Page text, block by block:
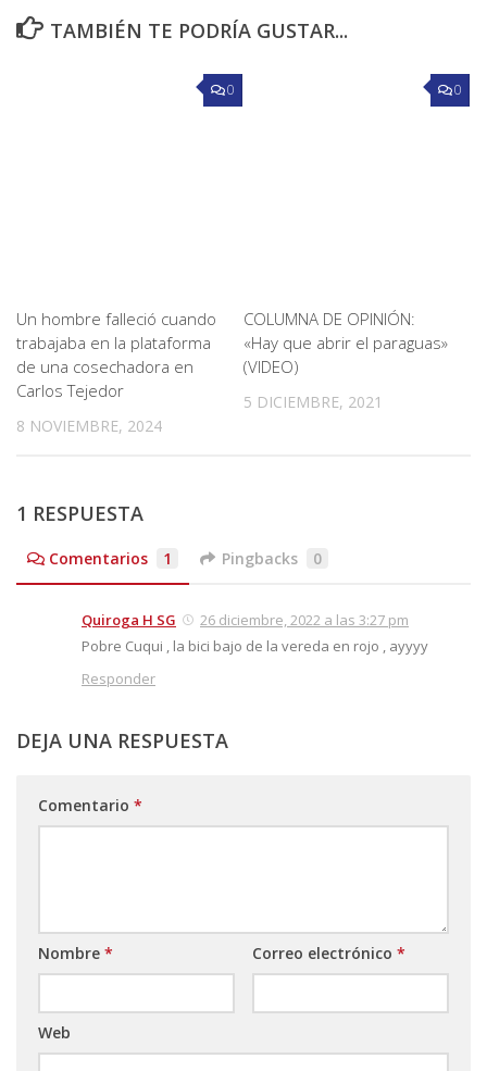
TAMBIÉN TE PODRÍA GUSTAR...
0
Un hombre falleció cuando
trabajaba en la plataforma
de una cosechadora en
Carlos Tejedor
8 NOVIEMBRE, 2024
0
COLUMNA DE OPINIÓN:
«Hay que abrir el paraguas»
(VIDEO)
5 DICIEMBRE, 2021
1 RESPUESTA
Comentarios 1 Pingbacks 0
Quiroga H SG
26 diciembre, 2022 a las 3:27 pm
Pobre Cuqui , la bici bajo de la vereda en rojo , ayyyy
Responder
DEJA UNA RESPUESTA
Comentario *
Nombre * Correo electrónico *
Web